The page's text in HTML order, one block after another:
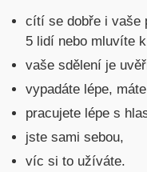
cítí se dobře i vaše
5 lidí nebo mluvíte
vaše sdělení je
vypadáte lépe,
pracujete lépe s
jste sami sebou,
víc si to užíváte.